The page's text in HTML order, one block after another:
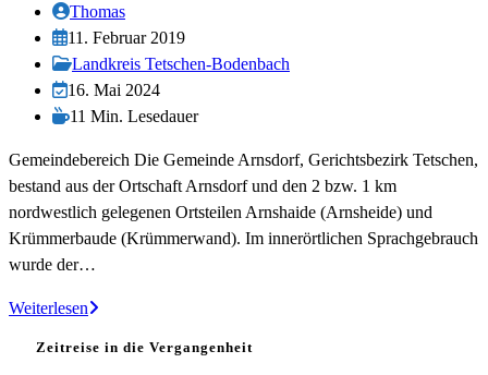
Beitrags-
Autor:
Thomas
Beitrag
veröffentlicht:
11. Februar 2019
Beitrags-
Kategorie:
Landkreis Tetschen-Bodenbach
Beitrag
zuletzt
am:
16. Mai 2024
Lesedauer:
11 Min. Lesedauer
Gemeindebereich Die Gemeinde Arnsdorf, Gerichtsbezirk Tetschen,
bestand aus der Ortschaft Arnsdorf und den 2 bzw. 1 km
nordwestlich gelegenen Ortsteilen Arnshaide (Arnsheide) und
Krümmerbaude (Krümmerwand). Im innerörtlichen Sprachgebrauch
wurde der…
WeiterlesenArnsdorf
Zeitreise in die Vergangenheit